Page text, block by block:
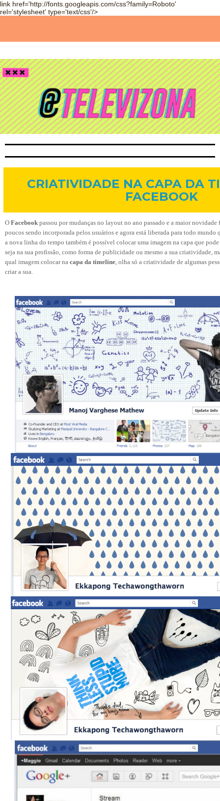
link href='http://fonts.googleapis.com/css?family=Roboto'
rel='stylesheet' type='text/css'/>
CRIATIVIDADE NA CAPA DA
FACEBOOK
O Facebook passou por mudanças no layout no ano passado e a maior
poucos sendo incorporada pelos usuários e agora está liberada para todo
a nova linha do tempo também é possível colocar uma imagem na capa que
seja na sua profissão, como forma de publicidade ou mesmo a sua criatividade,
qual imagem colocar na capa da timeline, olha só a criatividade de algumas
criar a sua.